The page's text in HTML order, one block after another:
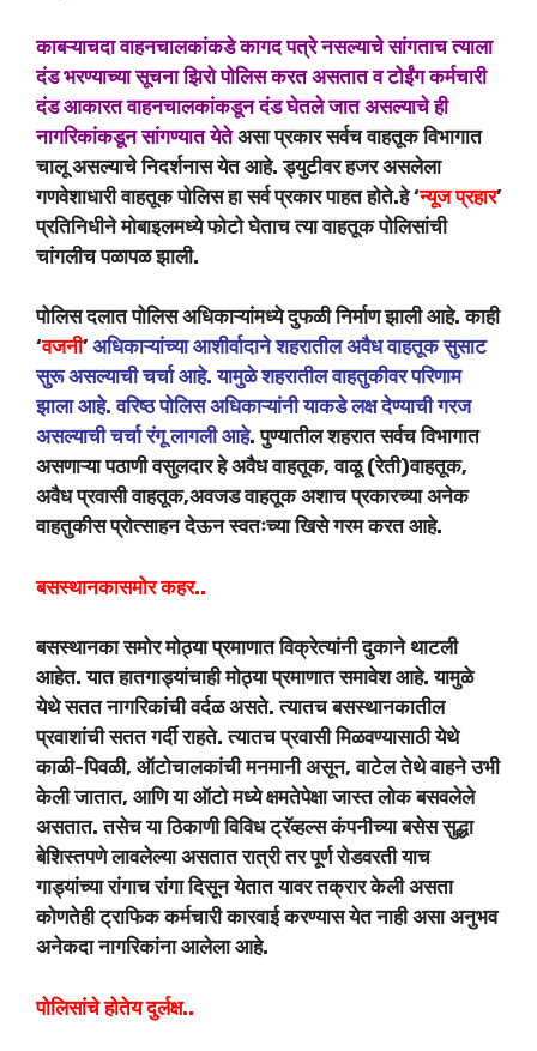
काबऱ्याचदा वाहनचालकांकडे कागद पत्रे नसल्याचे सांगताच त्याला
दंड भरण्याच्या सूचना झिरो पोलिस करत असतात व टोईंग कर्मचारी
दंड आकारत वाहनचालकांकडून दंड घेतले जात असल्याचेही
नागरिकांकडून सांगण्यात येतेअसा प्रकार सर्वच वाहतूक विभागात
चालू असल्याचे निदर्शनास येत आहे. ड्युटीवर हजर असलेला
गणवेशाधारी वाहतूक पोलिस हा सर्व प्रकार पाहत होते.हे ‘न्यूज प्रहार’
प्रतिनिधीने मोबाइलमध्ये फोटो घेताच त्या वाहतूक पोलिसांची
चांगलीच पळापळ झाली.
पोलिस दलात पोलिस अधिकाऱ्यांमध्ये दुफळी निर्माण झाली आहे. काही
‘वजनी’ अधिकाऱ्यांच्या आशीर्वादाने शहरातील अवैध वाहतूक सुसाट
सुरू असल्याची चर्चा आहे. यामुळे शहरातील वाहतुकीवर परिणाम
झाला आहे. वरिष्ठ पोलिस अधिकाऱ्यांनी याकडे लक्ष देण्याची गरज
असल्याची चर्चा रंगू लागली आहे. पुण्यातील शहरात सर्वच विभागात
असणाऱ्या पठाणी वसुलदार हे अवैध वाहतूक, वाळू (रेती)वाहतूक,
अवैध प्रवासी वाहतूक,अवजड वाहतूक अशाच प्रकारच्या अनेक
वाहतुकीस प्रोत्साहन देऊन स्वतःच्या खिसे गरम करत आहे.
बसस्थानकासमोर कहर..
बसस्थानका समोर मोठ्या प्रमाणात विक्रेत्यांनी दुकाने थाटली
आहेत. यात हातगाड्यांचाही माेठ्या प्रमाणात समावेश आहे. यामुळे
येथे सतत नागरिकांची वर्दळ असते. त्यातच बसस्थानकातील
प्रवाशांची सतत गर्दी राहते. त्यातच प्रवासी मिळवण्यासाठी येथे
काळी-पिवळी, ऑटोचालकांची मनमानी असून, वाटेल तेथे वाहने उभी
केली जातात, आणि या ऑटो मध्ये क्षमतेपेक्षा जास्त लोक बसवलेले
असतात. तसेच या ठिकाणी विविध ट्रॅव्हल्स कंपनीच्या बसेस सुद्धा
बेशिस्तपणे लावलेल्या असतात रात्री तर पूर्ण रोडवरती याच
गाड्यांच्या रांगाच रांगा दिसून येतात यावर तक्रार केली असता
कोणतेही ट्राफिक कर्मचारी कारवाई करण्यास येत नाही असा अनुभव
अनेकदा नागरिकांना आलेला आहे.
पोलिसांचे होतेय दुर्लक्ष..